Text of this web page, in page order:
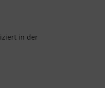
in der